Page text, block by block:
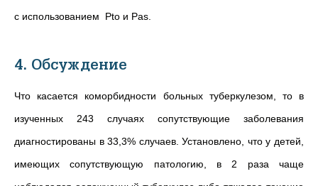
с использованием Pto и Pas.
4. Обсуждение
Что касается коморбидности больных туберкулезом, то в
изученных 243 случаях сопутствующие заболевания
диагностированы в 33,3% случаев. Установлено, чтоу детей,
имеющих сопутствующую патологию, в 2 раза чаще